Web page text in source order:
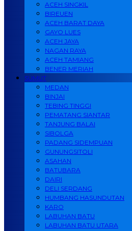
ACEH SINGKIL
BIREUEN
ACEH BARAT DAYA
GAYO LUES
ACEH JAYA
NAGAN RAYA
ACEH TAMIANG
BENER MERIAH
SUMUT
MEDAN
BINJAI
TEBING TINGGI
PEMATANG SIANTAR
TANJUNG BALAI
SIBOLGA
PADANG SIDEMPUAN
GUNUNGSITOLI
ASAHAN
BATUBARA
DAIRI
DELI SERDANG
HUMBANG HASUNDUTAN
KARO
LABUHAN BATU
LABUHAN BATU UTARA